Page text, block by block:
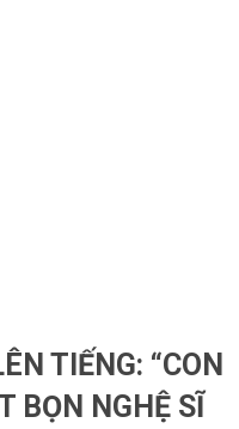
TIẾNG: “CON
BỌN NGHỆ SĨ